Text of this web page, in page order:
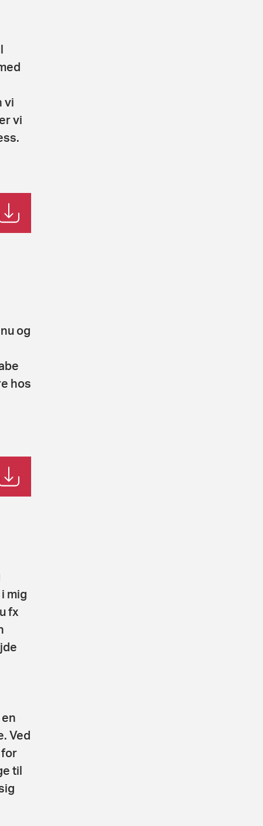
vi
vi
og
hos
mig
fx
Ved
til